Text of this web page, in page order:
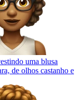
uma blusa
de olhos castanho e